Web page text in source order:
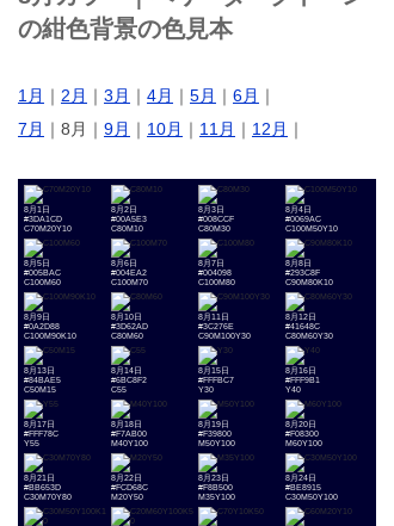
の紺色背景の色見本
1月 ｜ 2月 ｜ 3月 ｜ 4月 ｜ 5月 ｜ 6月 ｜
7月 ｜8月｜ 9月 ｜ 10月 ｜ 11月 ｜ 12月 ｜
8月1日
#3DA1CD
C70M20Y10
8月2日
#00A5E3
C80M10
8月3日
#008CCF
C80M30
8月4日
#0069AC
C100M50Y10
8月5日
#005BAC
C100M60
8月6日
#004EA2
C100M70
8月7日
#004098
C100M80
8月8日
#293C8F
C90M80K10
8月9日
#0A2D88
C100M90K10
8月10日
#3D62AD
C80M60
8月11日
#3C276E
C90M100Y30
8月12日
#41648C
C80M60Y30
8月13日
#84BAE5
C50M15
8月14日
#6BC8F2
C55
8月15日
#FFFBC7
Y30
8月16日
#FFF9B1
Y40
8月17日
#FFF78C
Y55
8月18日
#F7AB00
M40Y100
8月19日
#F39800
M50Y100
8月20日
#F08300
M60Y100
8月21日
#BB653D
C30M70Y80
8月22日
#FCD68C
M20Y50
8月23日
#F8B500
M35Y100
8月24日
#BE8915
C30M50Y100